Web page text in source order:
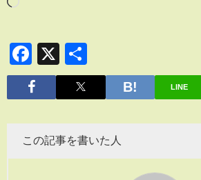
Facebook
X
有
LINE
この記事を書いた人